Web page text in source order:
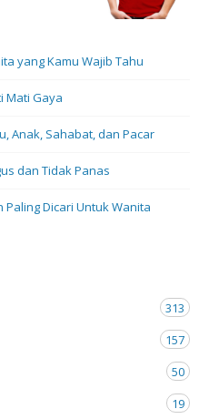
yang Kamu Wajib Tahu
Mati Gaya
Anak, Sahabat, dan Pacar
dan Tidak Panas
Dicari Untuk Wanita
313
157
50
19